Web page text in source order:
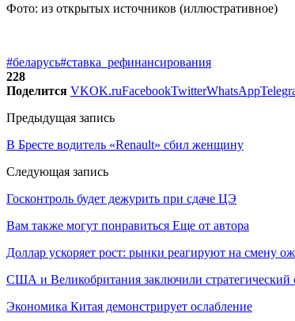
Фото: из открытых источников (иллюстративное)
#беларусь#ставка_рефинансирования
228
Поделится VKOK.ruFacebookTwitterWhatsApp
Предыдущая запись
В Бресте водитель «Renault» сбил женщину
Следующая запись
Госконтроль будет дежурить при сдаче ЦЭ
Вам также могут понравиться Еще от автора
Доллар ускоряет рост: рынки реагируют на смену
США и Великобритания заключили стратегический
Экономика Китая демонстрирует ослабление